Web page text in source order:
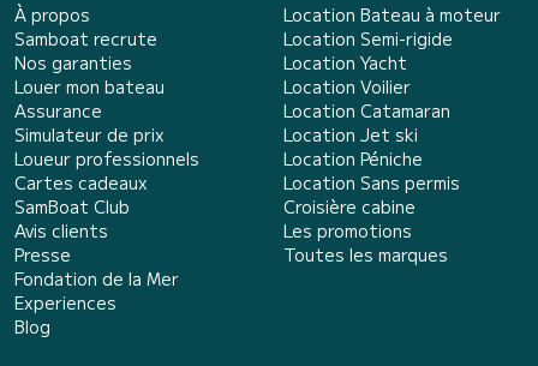
À propos
Samboat recrute
Nos garanties
Louer mon bateau
Assurance
Simulateur de prix
Loueur professionnels
Cartes cadeaux
SamBoat Club
Avis clients
Presse
Fondation de la Mer
Experiences
Blog
Location Bateau à moteur
Location Semi-rigide
Location Yacht
Location Voilier
Location Catamaran
Location Jet ski
Location Péniche
Location Sans permis
Croisière cabine
Les promotions
Toutes les marques